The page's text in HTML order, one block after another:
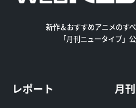
新作＆おすすめアニメのす
「月刊ニュータイプ」
レポート
月